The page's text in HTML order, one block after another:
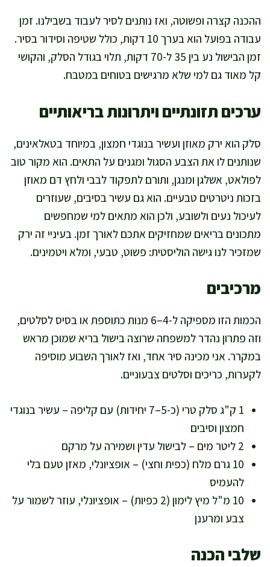
ההכנה קצרה ופשוטה, ואז נותנים לסיר לעבוד בשבילנו. זמן
עבודה בפועל הוא בערך 10 דקות, כולל שטיפה וסידור בסיר.
זמן הבישול נע בין 35 ל-70 דקות, תלוי בגודל הסלק, והקושי
קל מאוד גם למי שלא מרגישים בטוחים במטבח.
ערכים תזונתיים ויתרונות בריאותיים
סלק הוא ירק מאוזן ועשיר בנוגדי חמצון, במיוחד בטאלאינים,
שנותנים לו את הצבע הסגול ומגנים על התאים. הוא מקור טוב
לפולאט, אשלגן ומנגן, ותורם לתפקוד לבבי ולחץ דם מאוזן
בזכות ניטרטים טבעיים. הוא גם עשיר בסיבים, שעוזרים
לעיכול נעים ולשובע, ולכן הוא מתאים למי שמחפשים
מתכונים בריאים שמחזיקים אתכם לאורך זמן. בעיניי זה ירק
שמזכיר לנו גישה הוליסטית: פשוט, טבעי, ומלא ויטמינים.
מרכיבים
הכמות הזו מספיקה ל-4–6 מנות כתוספת או בסיס לסלטים,
וזה פתרון נהדר למשפחה שרוצה בישול בריא שמוכן מראש
במקרר. אני מכינה סיר אחד, ואז לאורך השבוע מוסיפה
לקערות, כריכים וסלטים צבעוניים.
1 ק"ג סלק טרי (כ-5–7 יחידות) עם קליפה – עשיר בנוגדי
חמצון וסיבים
2 ליטר מים – לבישול עדין ושמירה על מרקם
10 גרם מלח (כפית וחצי) – אופציונלי, מאזן טעם בלי
להעמיס
10 מ"ל מיץ לימון (2 כפיות) – אופציונלי, עוזר לשמור על
צבע ומרענן
שלבי הכנה